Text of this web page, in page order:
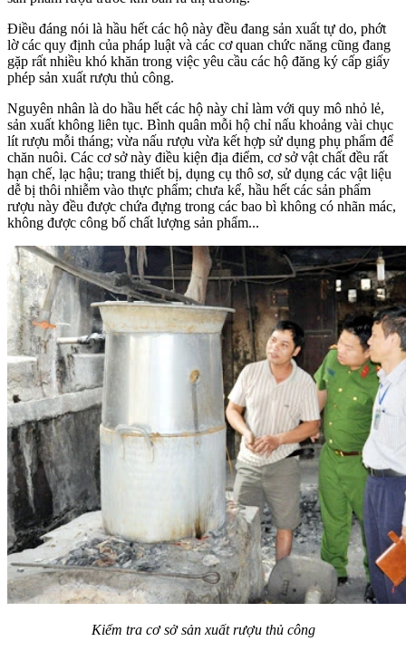
Điều đáng nói là hầu hết các hộ này đều đang sản xuất tự do, phớt
lờ các quy định của pháp luật và các cơ quan chức năng cũng đang
gặp rất nhiều khó khăn trong việc yêu cầu các hộ đăng ký cấp giấy
phép sản xuất rượu thủ công.
Nguyên nhân là do hầu hết các hộ này chỉ làm với quy mô nhỏ lẻ,
sản xuất không liên tục. Bình quân mỗi hộ chỉ nấu khoảng vài chục
lít rượu mỗi tháng; vừa nấu rượu vừa kết hợp sử dụng phụ phẩm để
chăn nuôi. Các cơ sở này điều kiện địa điểm, cơ sở vật chất đều rất
hạn chế, lạc hậu; trang thiết bị, dụng cụ thô sơ, sử dụng các vật liệu
dễ bị thôi nhiễm vào thực phẩm; chưa kể, hầu hết các sản phẩm
rượu này đều được chứa đựng trong các bao bì không có nhãn mác,
không được công bố chất lượng sản phẩm...
Kiểm tra cơ sở sản xuất rượu thủ công